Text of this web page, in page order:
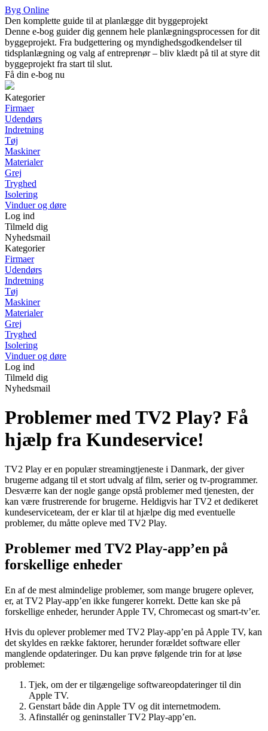
Byg Online
Den komplette guide til at planlægge dit byggeprojekt
Denne e-bog guider dig gennem hele planlægningsprocessen for dit
byggeprojekt. Fra budgettering og myndighedsgodkendelser til
tidsplanlægning og valg af entreprenør – bliv klædt på til at styre dit
byggeprojekt fra start til slut.
Få din e-bog nu
Kategorier
Firmaer
Udendørs
Indretning
Tøj
Maskiner
Materialer
Grej
Tryghed
Isolering
Vinduer og døre
Log ind
Tilmeld dig
Nyhedsmail
Kategorier
Firmaer
Udendørs
Indretning
Tøj
Maskiner
Materialer
Grej
Tryghed
Isolering
Vinduer og døre
Log ind
Tilmeld dig
Nyhedsmail
Problemer med TV2 Play? Få
hjælp fra Kundeservice!
TV2 Play er en populær streamingtjeneste i Danmark, der giver
brugerne adgang til et stort udvalg af film, serier og tv-programmer.
Desværre kan der nogle gange opstå problemer med tjenesten, der
kan være frustrerende for brugerne. Heldigvis har TV2 et dedikeret
kundeserviceteam, der er klar til at hjælpe dig med eventuelle
problemer, du måtte opleve med TV2 Play.
Problemer med TV2 Play-app’en på
forskellige enheder
En af de mest almindelige problemer, som mange brugere oplever,
er, at TV2 Play-app’en ikke fungerer korrekt. Dette kan ske på
forskellige enheder, herunder Apple TV, Chromecast og smart-tv’er.
Hvis du oplever problemer med TV2 Play-app’en på Apple TV, kan
det skyldes en række faktorer, herunder forældet software eller
manglende opdateringer. Du kan prøve følgende trin for at løse
problemet:
Tjek, om der er tilgængelige softwareopdateringer til din
Apple TV.
Genstart både din Apple TV og dit internetmodem.
Afinstallér og geninstaller TV2 Play-app’en.